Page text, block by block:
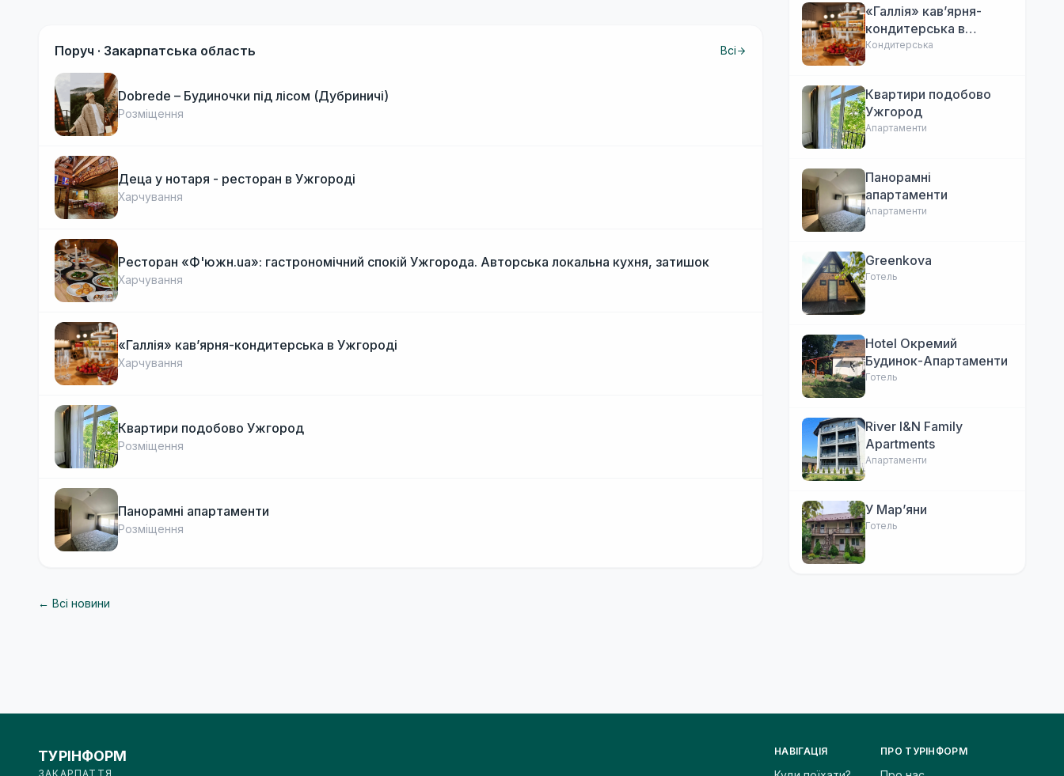
Поруч · Закарпатська область Всі
Dobrede – Будиночки під лісом (Дубриничі)
Розміщення
Деца у нотаря - ресторан в Ужгороді
Харчування
Ресторан «Ф'южн.ua»: гастрономічний спокій Ужгорода. Авторська локальна кухня, затишок
Харчування
«Галлія» кав’ярня-кондитерська в Ужгороді
Харчування
Квартири подобово Ужгород
Розміщення
Панорамні апартаменти
Розміщення
← Всі новини
«Галлія» кав’ярня-
кондитерська в
Ужгороді
Кондитерська
Квартири подобово
Ужгород
Апартаменти
Панорамні
апартаменти
Апартаменти
Greenkova
Готель
Hotel Окремий
Будинок-Апартаменти
Готель
River I&N Family
Apartments
Апартаменти
У Марʼяни
Готель
ТУРІНФОРМ
ЗАКАРПАТТЯ
НАВІГАЦІЯ ПРО ТУРІНФОРМ